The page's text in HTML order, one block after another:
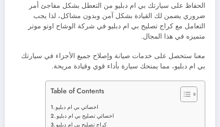
الحفاظ على سيارتك بي ام دبليو من التعطل بشكل مفاجئ أمر
ضروري يضمن لك القيادة بشكل آمن وبدون مشاكل، لذا يجب
التعامل مع كراج تصليح بي ام دبليو في شركة الوشاح اوتو موتر
متميزه في هذا المجال.
معنا ستحصل على خدمات صيانة وإصلاح جميع الأجزاء في سيارتك
بي ام دبليو، مما يمنحك سيارة بأداء قوي وقيادة مريحة.
Table of Contents
اخصائي بي ام دبليو
اخصائي تصليح بي ام دبليو
كراج تصليح بي ام دبليو